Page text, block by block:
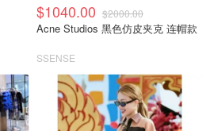
$1040.00 $2000.00
Acne Studios 黑色仿皮夹克 连帽款
SSENSE